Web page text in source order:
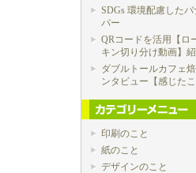
SDGs 環境配慮したバ
パー
QRコードを活用【ロ
キン切り分け動画】
ダブルトールカフェ
ンタビュー【感じたこ
印刷のこと
紙のこと
デザインのこと